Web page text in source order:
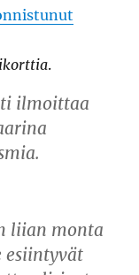
.
ilmoittaa
liian monta
esiintyvät